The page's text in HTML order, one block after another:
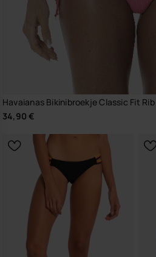
Havaianas Bikinibroekje Classic Fit Rib
34,90 €